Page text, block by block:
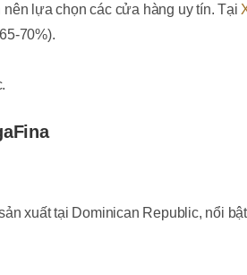
lựa chọn các cửa hàng uy tín. Tại
70%).
xuất tại Dominican Republic, nổi